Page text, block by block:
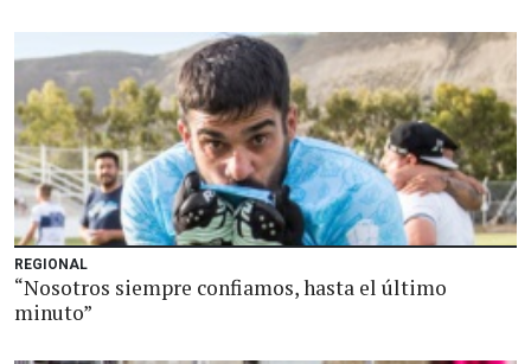
REGIONAL
“Nosotros siempre confiamos, hasta el último
minuto”